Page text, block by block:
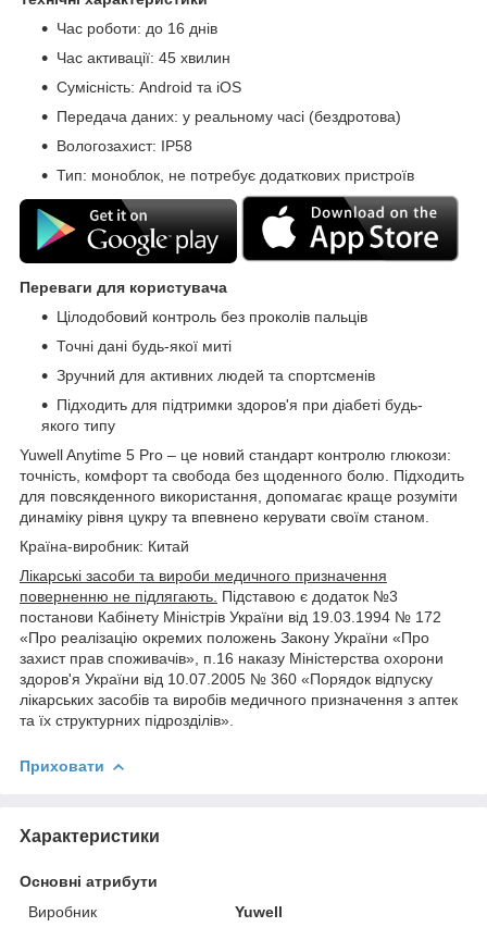
Час роботи: до 16 днів
Час активації: 45 хвилин
Сумісність: Android та iOS
Передача даних: у реальному часі (бездротова)
Вологозахист: IP58
Тип: моноблок, не потребує додаткових пристроїв
Переваги для користувача
Цілодобовий контроль без проколів пальців
Точні дані будь-якої миті
Зручний для активних людей та спортсменів
Підходить для підтримки здоров'я при діабеті будь-
якого типу
Yuwell Anytime 5 Pro – це новий стандарт контролю глюкози:
точність, комфорт та свобода без щоденного болю. Підходить
для повсякденного використання, допомагає краще розуміти
динаміку рівня цукру та впевнено керувати своїм станом.
Країна-виробник: Китай
Лікарські засоби та вироби медичного призначення
поверненню не підлягають. Підставою є додаток №3
постанови Кабінету Міністрів України від 19.03.1994 № 172
«Про реалізацію окремих положень Закону України «Про
захист прав споживачів», п.16 наказу Міністерства охорони
здоров'я України від 10.07.2005 № 360 «Порядок відпуску
лікарських засобів та виробів медичного призначення з аптек
та їх структурних підрозділів».
Приховати
Характеристики
Основні атрибути
Виробник
Yuwell